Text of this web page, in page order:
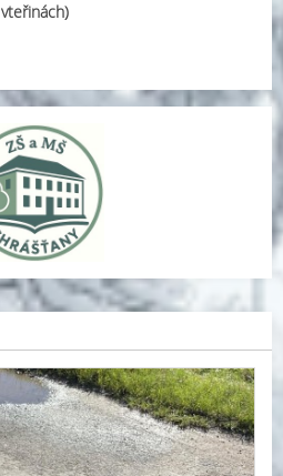
vteřinách)